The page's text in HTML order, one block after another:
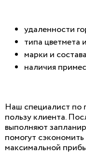
удаленности
типа цветмета
марки и
наличия
Наш специалист по
пользу клиента.
выполняют
помогут
максимальной